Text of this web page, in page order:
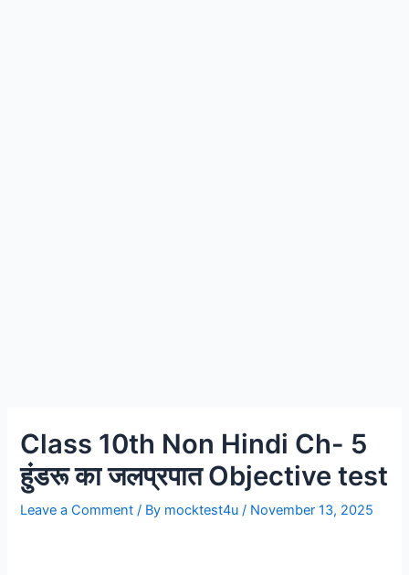
Class 10th Non Hindi Ch- 5
हुंडरू का जलप्रपात Objective test
Leave a Comment / By mocktest4u / November 13, 2025